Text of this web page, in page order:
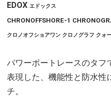
EDOX エドックス
CHRONOFFSHORE-1
クロノオフショアワン クロノグラフ クォ
パワーボートレースのタフ
表現した、機能性と防水性
チ。